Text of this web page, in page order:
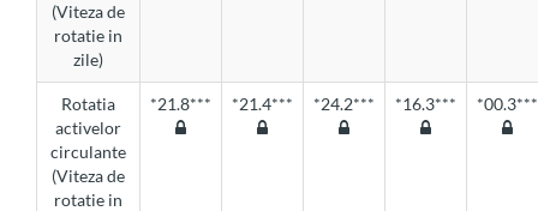
(Viteza de
rotatie in
zile)
Rotatia
activelor
circulante
(Viteza de
rotatie in
*21.8*** *21.4*** *24.2*** *16.3*** *00.3***